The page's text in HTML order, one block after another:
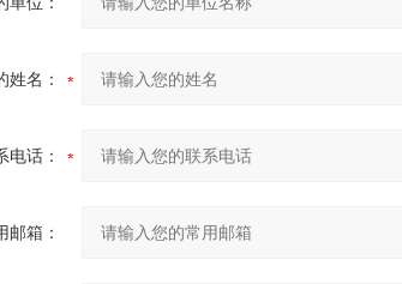
姓名：
电话：
邮箱：